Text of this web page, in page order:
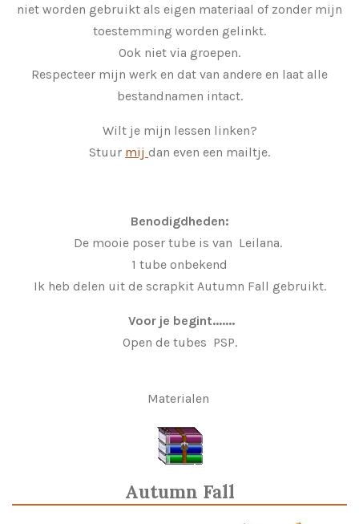
niet worden gebruikt als eigen materiaal of zonder mijn
toestemming worden gelinkt.
Ook niet via groepen.
Respecteer mijn werk en dat van andere en laat alle
bestandnamen intact.
Wilt je mijn lessen linken?
Stuur mij dan even een mailtje.
Benodigdheden:
De mooie poser tube is van Leilana.
1 tube onbekend
Ik heb delen uit de scrapkit Autumn Fall gebruikt.
Voor je begint.......
Open de tubes PSP.
Materialen
Autumn Fall